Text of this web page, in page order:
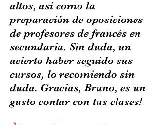
altos, así como la
preparación de oposiciones
de profesores de francés en
secundaria. Sin duda, un
acierto haber seguido sus
cursos, lo recomiendo sin
duda. Gracias, Bruno, es un
gusto contar con tus clases!